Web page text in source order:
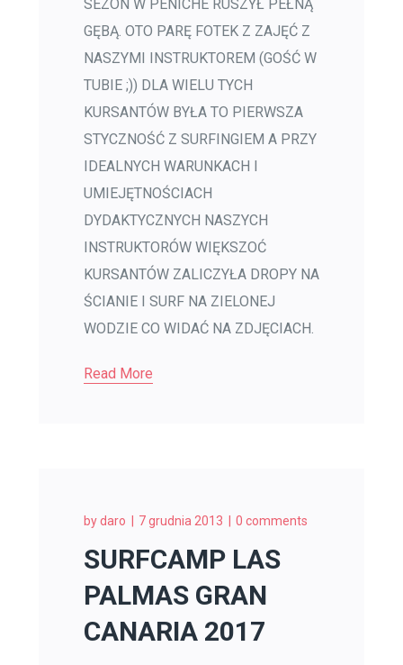
SEZON W PENICHE RUSZYŁ PEŁNĄ
GĘBĄ. OTO PARĘ FOTEK Z ZAJĘĆ Z
NASZYMI INSTRUKTOREM (GOŚĆ W
TUBIE ;)) DLA WIELU TYCH
KURSANTÓW BYŁA TO PIERWSZA
STYCZNOŚĆ Z SURFINGIEM A PRZY
IDEALNYCH WARUNKACH I
UMIEJĘTNOŚCIACH
DYDAKTYCZNYCH NASZYCH
INSTRUKTORÓW WIĘKSZOĆ
KURSANTÓW ZALICZYŁA DROPY NA
ŚCIANIE I SURF NA ZIELONEJ
WODZIE CO WIDAĆ NA ZDJĘCIACH.
Read More
bydaro 7 grudnia 2013 0 comments
SURFCAMP LAS
PALMAS GRAN
CANARIA 2017